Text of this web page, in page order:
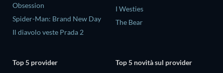
Obsession
Spider-Man: Brand New Day
Il diavolo veste Prada 2
I Westies
The Bear
Top 5 provider
Top 5 novità sul provider